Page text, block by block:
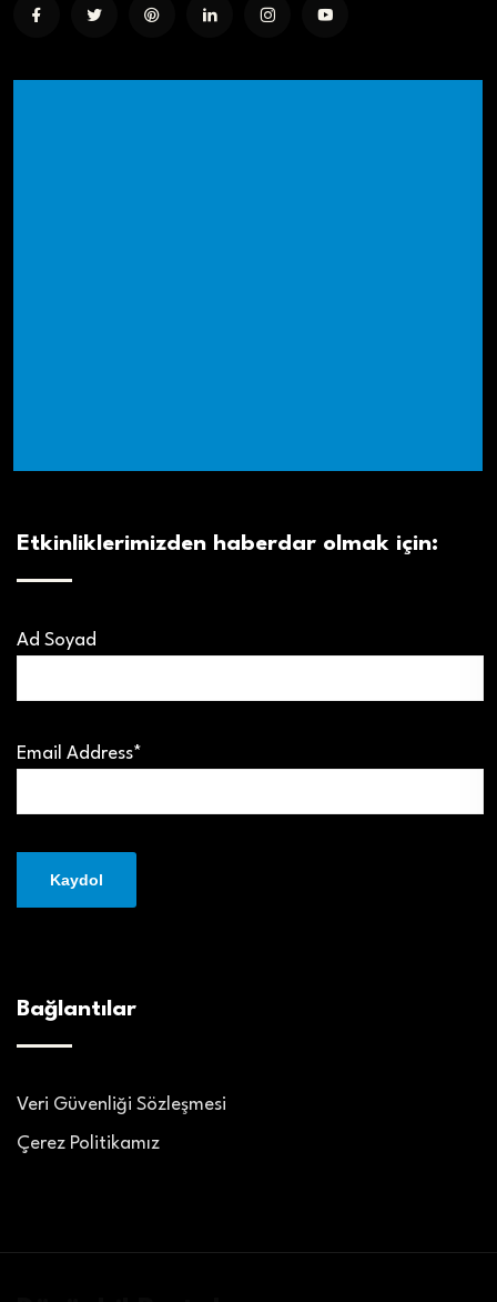
Etkinliklerimizden haberdar olmak için:
Ad Soyad
Email Address*
Bağlantılar
Veri Güvenliği Sözleşmesi
Çerez Politikamız